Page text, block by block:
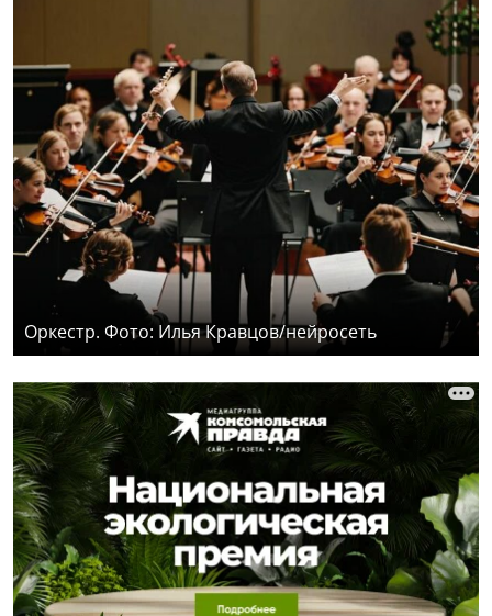
Оркестр. Фото: Илья Кравцов/нейросеть